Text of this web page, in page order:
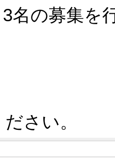
名の募集を
さい。